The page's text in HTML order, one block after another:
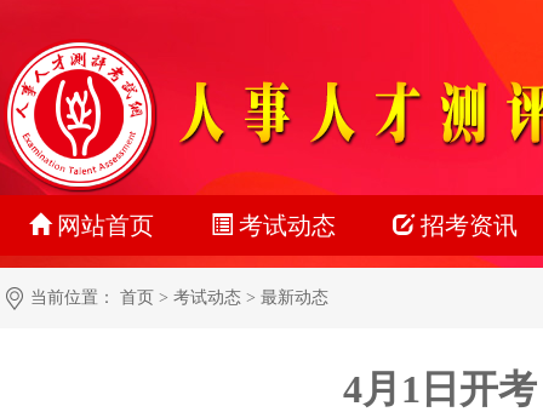
网站首页 考试动态
最新动态
招考资讯
教师系统
当前位置： 首页 > 考试动态 > 最新动态
4月1日开